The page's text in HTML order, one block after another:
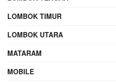
LOMBOK TIMUR
LOMBOK UTARA
MATARAM
MOBILE